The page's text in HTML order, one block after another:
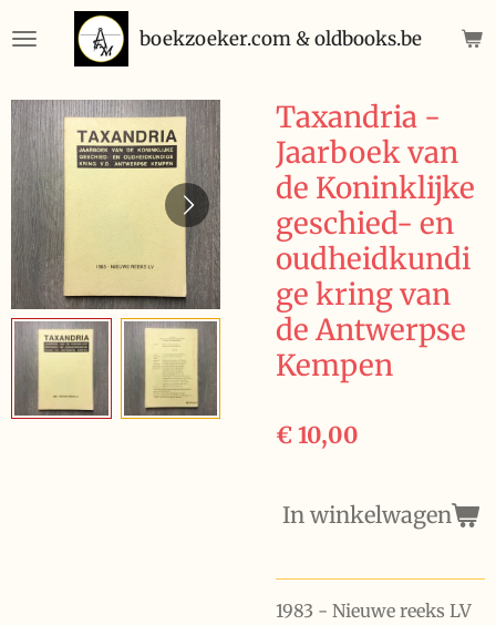
direct
de
hoofdinhoud
boekzoeker.com & oldbooks.be
Taxandria -
Jaarboek van
de Koninklijke
geschied- en
oudheidkundi
ge kring van
de Antwerpse
Kempen
€ 10,00
In winkelwagen
1983 - Nieuwe reeks LV